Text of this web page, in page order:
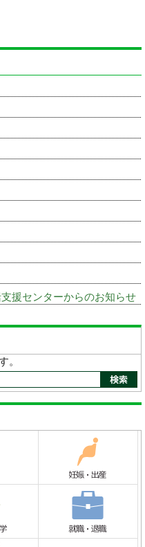
援センターからのお知らせ
。